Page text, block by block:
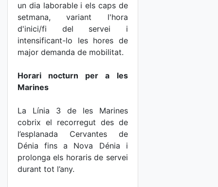
un dia laborable i els caps de
setmana, variant l'hora
d'inici/fi del servei i
intensificant-lo les hores de
major demanda de mobilitat.
Horari nocturn per a les
Marines
La Línia 3 de les Marines
cobrix el recorregut des de
l’esplanada Cervantes de
Dénia fins a Nova Dénia i
prolonga els horaris de servei
durant tot l’any.